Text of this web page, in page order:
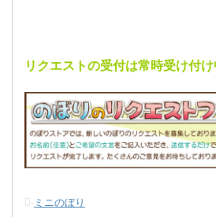
リクエストの受付は常時受け付
- ミニのぼり